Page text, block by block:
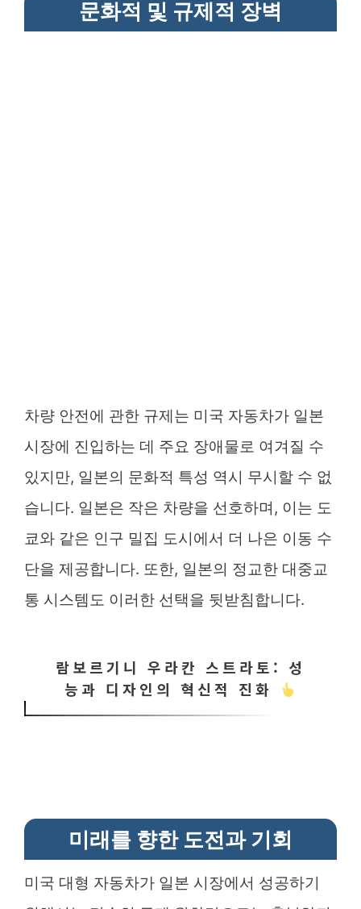
문화적 및 규제적 장벽
차량 안전에 관한 규제는 미국 자동차가 일본
시장에 진입하는 데 주요 장애물로 여겨질 수
있지만, 일본의 문화적 특성 역시 무시할 수 없
습니다. 일본은 작은 차량을 선호하며, 이는 도
쿄와 같은 인구 밀집 도시에서 더 나은 이동 수
단을 제공합니다. 또한, 일본의 정교한 대중교
통 시스템도 이러한 선택을 뒷받침합니다.
람보르기니 우라칸 스트라토: 성
능과 디자인의 혁신적 진화
미래를 향한 도전과 기회
미국 대형 자동차가 일본 시장에서 성공하기